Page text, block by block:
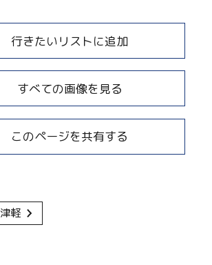
行きたいリストに追加
すべての画像を見る
このページを共有する
津軽